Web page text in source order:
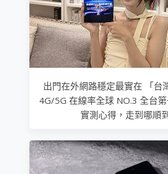
出門在外網路穩定最實在 「台
4G/5G 在線率全球 NO.3 全台
實測心得，走到哪順